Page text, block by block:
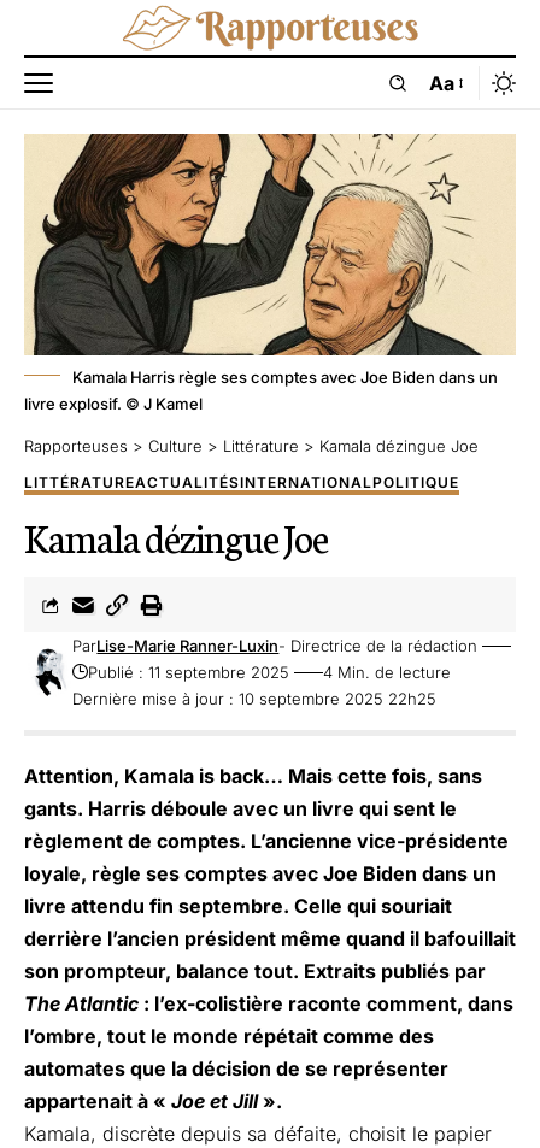
Aa
Kamala Harris règle ses comptes avec Joe Biden dans un
livre explosif. © J Kamel
Rapporteuses > Culture > Littérature > Kamala dézingue Joe
LITTÉRATUREACTUALITÉSINTERNATIONALPOLITIQUE
Kamala dézingue Joe
Dernière mise à jour : 10 septembre 2025 22h25
ParLise-Marie Ranner-Luxin- Directrice de la rédaction
Publié : 11 septembre 2025
4 Min. de lecture
Attention, Kamala is back… Mais cette fois, sans
gants. Harris déboule avec un livre qui sent le
règlement de comptes. L’ancienne vice-présidente
loyale, règle ses comptes avec Joe Biden dans un
livre attendu fin septembre. Celle qui souriait
derrière l’ancien président même quand il bafouillait
son prompteur, balance tout. Extraits publiés par
The Atlantic : l’ex-colistière raconte comment, dans
l’ombre, tout le monde répétait comme des
automates que la décision de se représenter
appartenait à « Joe et Jill».
Kamala, discrète depuis sa défaite, choisit le papier